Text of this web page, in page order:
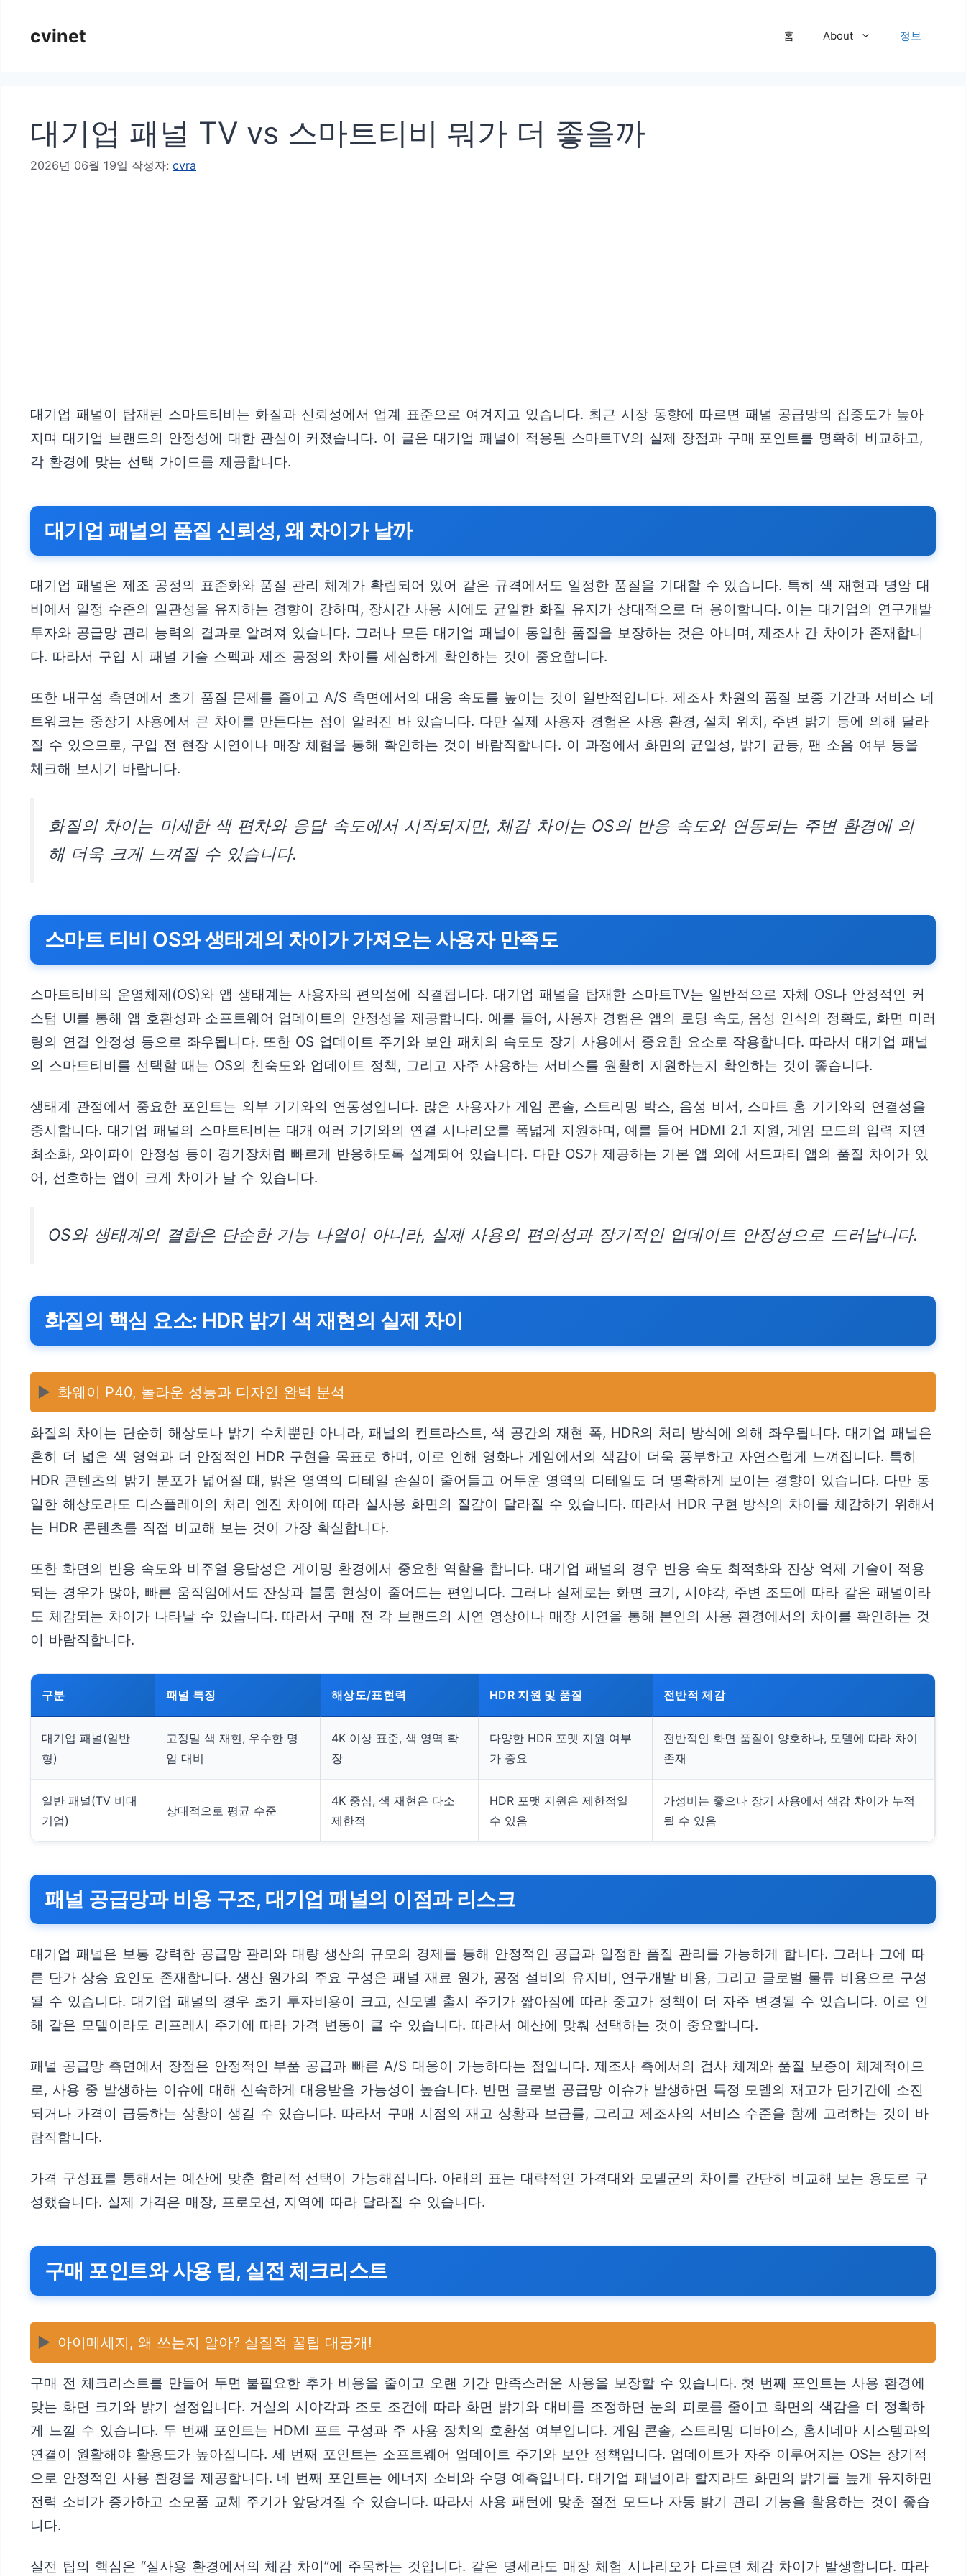
cvinet 홈 About 정보
대기업 패널 TV vs 스마트티비 뭐가 더 좋을까
2026년 06월 19일 작성자: cvra
대기업 패널이 탑재된 스마트티비는 화질과 신뢰성에서 업계 표준으로 여겨지고 있습니다. 최근 시장 동향에 따르면 패널 공급망의 집중도가 높아
지며 대기업 브랜드의 안정성에 대한 관심이 커졌습니다. 이 글은 대기업 패널이 적용된 스마트TV의 실제 장점과 구매 포인트를 명확히 비교하고,
각 환경에 맞는 선택 가이드를 제공합니다.
대기업 패널의 품질 신뢰성, 왜 차이가 날까
대기업 패널은 제조 공정의 표준화와 품질 관리 체계가 확립되어 있어 같은 규격에서도 일정한 품질을 기대할 수 있습니다. 특히 색 재현과 명암 대
비에서 일정 수준의 일관성을 유지하는 경향이 강하며, 장시간 사용 시에도 균일한 화질 유지가 상대적으로 더 용이합니다. 이는 대기업의 연구개발
투자와 공급망 관리 능력의 결과로 알려져 있습니다. 그러나 모든 대기업 패널이 동일한 품질을 보장하는 것은 아니며, 제조사 간 차이가 존재합니
다. 따라서 구입 시 패널 기술 스펙과 제조 공정의 차이를 세심하게 확인하는 것이 중요합니다.
또한 내구성 측면에서 초기 품질 문제를 줄이고 A/S 측면에서의 대응 속도를 높이는 것이 일반적입니다. 제조사 차원의 품질 보증 기간과 서비스 네
트워크는 중장기 사용에서 큰 차이를 만든다는 점이 알려진 바 있습니다. 다만 실제 사용자 경험은 사용 환경, 설치 위치, 주변 밝기 등에 의해 달라
질 수 있으므로, 구입 전 현장 시연이나 매장 체험을 통해 확인하는 것이 바람직합니다. 이 과정에서 화면의 균일성, 밝기 균등, 팬 소음 여부 등을
체크해 보시기 바랍니다.
화질의 차이는 미세한 색 편차와 응답 속도에서 시작되지만, 체감 차이는 OS의 반응 속도와 연동되는 주변 환경에 의
해 더욱 크게 느껴질 수 있습니다.
스마트 티비 OS와 생태계의 차이가 가져오는 사용자 만족도
스마트티비의 운영체제(OS)와 앱 생태계는 사용자의 편의성에 직결됩니다. 대기업 패널을 탑재한 스마트TV는 일반적으로 자체 OS나 안정적인 커
스텀 UI를 통해 앱 호환성과 소프트웨어 업데이트의 안정성을 제공합니다. 예를 들어, 사용자 경험은 앱의 로딩 속도, 음성 인식의 정확도, 화면 미러
링의 연결 안정성 등으로 좌우됩니다. 또한 OS 업데이트 주기와 보안 패치의 속도도 장기 사용에서 중요한 요소로 작용합니다. 따라서 대기업 패널
의 스마트티비를 선택할 때는 OS의 친숙도와 업데이트 정책, 그리고 자주 사용하는 서비스를 원활히 지원하는지 확인하는 것이 좋습니다.
생태계 관점에서 중요한 포인트는 외부 기기와의 연동성입니다. 많은 사용자가 게임 콘솔, 스트리밍 박스, 음성 비서, 스마트 홈 기기와의 연결성을
중시합니다. 대기업 패널의 스마트티비는 대개 여러 기기와의 연결 시나리오를 폭넓게 지원하며, 예를 들어 HDMI 2.1 지원, 게임 모드의 입력 지연
최소화, 와이파이 안정성 등이 경기장처럼 빠르게 반응하도록 설계되어 있습니다. 다만 OS가 제공하는 기본 앱 외에 서드파티 앱의 품질 차이가 있
어, 선호하는 앱이 크게 차이가 날 수 있습니다.
OS와 생태계의 결합은 단순한 기능 나열이 아니라, 실제 사용의 편의성과 장기적인 업데이트 안정성으로 드러납니다.
화질의 핵심 요소: HDR 밝기 색 재현의 실제 차이
▶️ 화웨이 P40, 놀라운 성능과 디자인 완벽 분석
화질의 차이는 단순히 해상도나 밝기 수치뿐만 아니라, 패널의 컨트라스트, 색 공간의 재현 폭, HDR의 처리 방식에 의해 좌우됩니다. 대기업 패널은
흔히 더 넓은 색 영역과 더 안정적인 HDR 구현을 목표로 하며, 이로 인해 영화나 게임에서의 색감이 더욱 풍부하고 자연스럽게 느껴집니다. 특히
HDR 콘텐츠의 밝기 분포가 넓어질 때, 밝은 영역의 디테일 손실이 줄어들고 어두운 영역의 디테일도 더 명확하게 보이는 경향이 있습니다. 다만 동
일한 해상도라도 디스플레이의 처리 엔진 차이에 따라 실사용 화면의 질감이 달라질 수 있습니다. 따라서 HDR 구현 방식의 차이를 체감하기 위해서
는 HDR 콘텐츠를 직접 비교해 보는 것이 가장 확실합니다.
또한 화면의 반응 속도와 비주얼 응답성은 게이밍 환경에서 중요한 역할을 합니다. 대기업 패널의 경우 반응 속도 최적화와 잔상 억제 기술이 적용
되는 경우가 많아, 빠른 움직임에서도 잔상과 블룸 현상이 줄어드는 편입니다. 그러나 실제로는 화면 크기, 시야각, 주변 조도에 따라 같은 패널이라
도 체감되는 차이가 나타날 수 있습니다. 따라서 구매 전 각 브랜드의 시연 영상이나 매장 시연을 통해 본인의 사용 환경에서의 차이를 확인하는 것
이 바람직합니다.
구분 패널 특징 해상도/표현력 HDR 지원 및 품질 전반적 체감
대기업 패널(일반
형)
고정밀 색 재현, 우수한 명
암 대비
4K 이상 표준, 색 영역 확
장
다양한 HDR 포맷 지원 여부
가 중요
전반적인 화면 품질이 양호하나, 모델에 따라 차이
존재
일반 패널(TV 비대
기업)
상대적으로 평균 수준
4K 중심, 색 재현은 다소
제한적
HDR 포맷 지원은 제한적일
수 있음
가성비는 좋으나 장기 사용에서 색감 차이가 누적
될 수 있음
패널 공급망과 비용 구조, 대기업 패널의 이점과 리스크
대기업 패널은 보통 강력한 공급망 관리와 대량 생산의 규모의 경제를 통해 안정적인 공급과 일정한 품질 관리를 가능하게 합니다. 그러나 그에 따
른 단가 상승 요인도 존재합니다. 생산 원가의 주요 구성은 패널 재료 원가, 공정 설비의 유지비, 연구개발 비용, 그리고 글로벌 물류 비용으로 구성
될 수 있습니다. 대기업 패널의 경우 초기 투자비용이 크고, 신모델 출시 주기가 짧아짐에 따라 중고가 정책이 더 자주 변경될 수 있습니다. 이로 인
해 같은 모델이라도 리프레시 주기에 따라 가격 변동이 클 수 있습니다. 따라서 예산에 맞춰 선택하는 것이 중요합니다.
패널 공급망 측면에서 장점은 안정적인 부품 공급과 빠른 A/S 대응이 가능하다는 점입니다. 제조사 측에서의 검사 체계와 품질 보증이 체계적이므
로, 사용 중 발생하는 이슈에 대해 신속하게 대응받을 가능성이 높습니다. 반면 글로벌 공급망 이슈가 발생하면 특정 모델의 재고가 단기간에 소진
되거나 가격이 급등하는 상황이 생길 수 있습니다. 따라서 구매 시점의 재고 상황과 보급률, 그리고 제조사의 서비스 수준을 함께 고려하는 것이 바
람직합니다.
가격 구성표를 통해서는 예산에 맞춘 합리적 선택이 가능해집니다. 아래의 표는 대략적인 가격대와 모델군의 차이를 간단히 비교해 보는 용도로 구
성했습니다. 실제 가격은 매장, 프로모션, 지역에 따라 달라질 수 있습니다.
구매 포인트와 사용 팁, 실전 체크리스트
▶️ 아이메세지, 왜 쓰는지 알아? 실질적 꿀팁 대공개!
구매 전 체크리스트를 만들어 두면 불필요한 추가 비용을 줄이고 오랜 기간 만족스러운 사용을 보장할 수 있습니다. 첫 번째 포인트는 사용 환경에
맞는 화면 크기와 밝기 설정입니다. 거실의 시야각과 조도 조건에 따라 화면 밝기와 대비를 조정하면 눈의 피로를 줄이고 화면의 색감을 더 정확하
게 느낄 수 있습니다. 두 번째 포인트는 HDMI 포트 구성과 주 사용 장치의 호환성 여부입니다. 게임 콘솔, 스트리밍 디바이스, 홈시네마 시스템과의
연결이 원활해야 활용도가 높아집니다. 세 번째 포인트는 소프트웨어 업데이트 주기와 보안 정책입니다. 업데이트가 자주 이루어지는 OS는 장기적
으로 안정적인 사용 환경을 제공합니다. 네 번째 포인트는 에너지 소비와 수명 예측입니다. 대기업 패널이라 할지라도 화면의 밝기를 높게 유지하면
전력 소비가 증가하고 소모품 교체 주기가 앞당겨질 수 있습니다. 따라서 사용 패턴에 맞춘 절전 모드나 자동 밝기 관리 기능을 활용하는 것이 좋습
니다.
실전 팁의 핵심은 “실사용 환경에서의 체감 차이”에 주목하는 것입니다. 같은 명세라도 매장 체험 시나리오가 다르면 체감 차이가 발생합니다. 따라